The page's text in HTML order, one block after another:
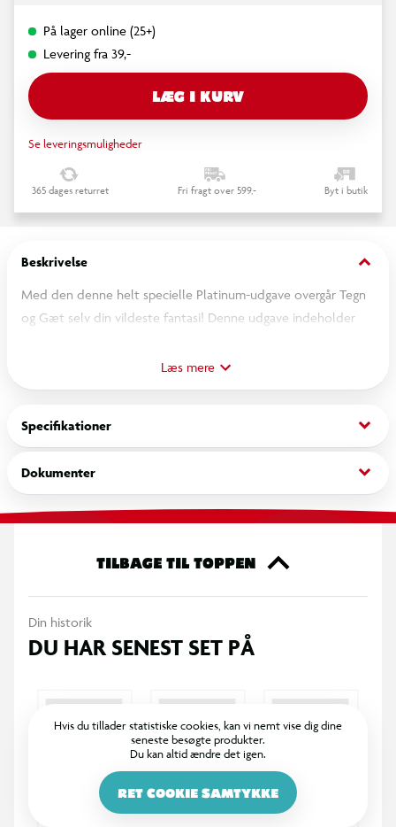
På lager online (25+)
Levering fra 39,-
LÆG I KURV
Se leveringsmuligheder
365 dages returret Fri fragt over 599,- Byt i butik
Beskrivelse keyboard_arrow_down
Med den denne helt specielle Platinum-udgave overgår Tegn
og Gæt selv din vildeste fantasi! Denne udgave indeholder
tre voksenkategorier og en juniorkategori. Man dyster i hold,
hvor det gælder om at tegne og gætte sig gennem nogle
familie og venner. Spilletid: Ca. 30-45 minutter. For 4-12
Læs mere
Specifikationer keyboard_arrow_down
Dokumenter keyboard_arrow_down
TILBAGE TIL TOPPEN
Din historik
DU HAR SENEST SET PÅ
Hvis du tillader statistiske cookies, kan vi nemt vise dig dine
seneste besøgte produkter.
Du kan altid ændre det igen.
RET COOKIE SAMTYKKE